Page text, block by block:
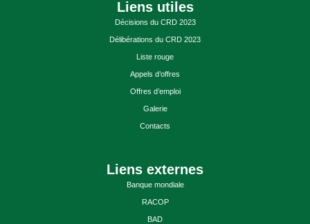
Liens utiles
Décisions du CRD 2023
Délibérations du CRD 2023
Liste rouge
Appels d’offres
Offres d’emploi
Galerie
Contacts
Liens externes
Banque mondiale
RACOP
BAD